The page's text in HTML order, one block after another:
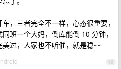
，三者完全不一样，心态很重要，
班一个大妈，倒库能倒 10 分钟，
过，人家也不听催，就是稳~~
68